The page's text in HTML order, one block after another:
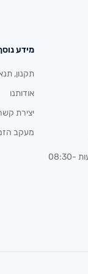
א’-ה’, בין השעות 08:30-
מידע
תקנון,
אודותנו
יצירת
מעקב